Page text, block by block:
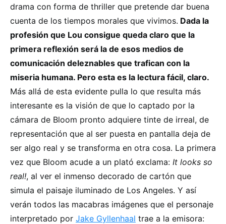
drama con forma de thriller que pretende dar buena
cuenta de los tiempos morales que vivimos. Dada la
profesión que Lou consigue queda claro que la
primera reflexión será la de esos medios de
comunicación deleznables que trafican con la
miseria humana. Pero esta es la lectura fácil, claro.
Más allá de esta evidente pulla lo que resulta más
interesante es la visión de que lo captado por la
cámara de Bloom pronto adquiere tinte de irreal, de
representación que al ser puesta en pantalla deja de
ser algo real y se transforma en otra cosa. La primera
vez que Bloom acude a un plató exclama: It looks so
real!, al ver el inmenso decorado de cartón que
simula el paisaje iluminado de Los Angeles. Y así
verán todos las macabras imágenes que el personaje
interpretado por Jake Gyllenhaal trae a la emisora: